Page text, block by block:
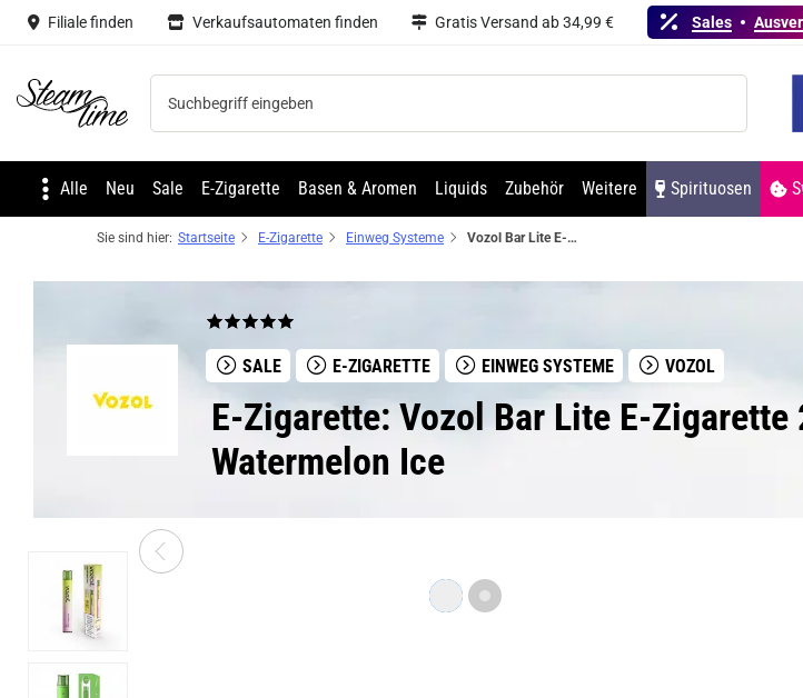
Filiale finden Verkaufsautomaten finden Gratis Versand ab 34,99 € Sales
Steam time
Alle Neu Sale E-Zigarette Basen & Aromen Liquids Zubehör Weitere Spirituosen
Sie sind hier: Startseite E-Zigarette Einweg Systeme Vozol Bar Lite E-Zigarette 20mg 600Züge 550mAh NicSalt Watermelon Ice
SALE E-ZIGARETTE EINWEG SYSTEME VOZOL
E-Zigarette: Vozol Bar Lite E-
Watermelon Ice